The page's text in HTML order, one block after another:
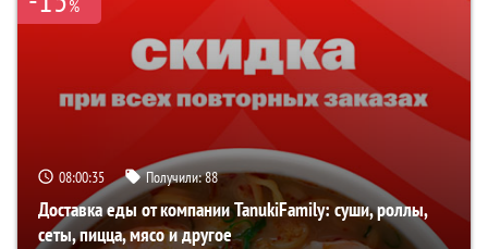
%
08:00:35 Получили:88
Доставка еды от компании TanukiFamily: суши, роллы,
сеты, пицца, мясо и другое